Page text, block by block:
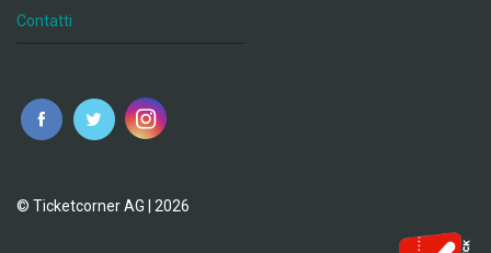
Contatti
© Ticketcorner AG | 2026